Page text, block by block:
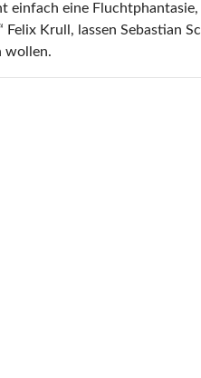
eine Fluchtphantasie,
Krull, lassen Sebastian
wollen.